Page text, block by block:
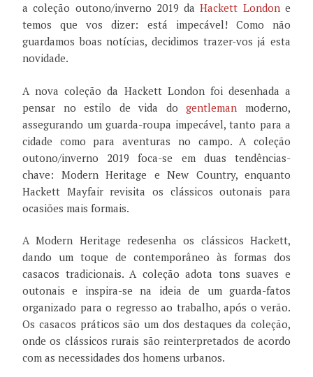
a coleção outono/inverno 2019 daHackett Londone
temos que vos dizer: está impecável! Como não
guardamos boas notícias, decidimos trazer-vos já esta
novidade.
A nova coleção da Hackett London foi desenhada a
pensar no estilo de vida dogentleman moderno,
assegurando um guarda-roupa impecável, tanto para a
cidade como para aventuras no campo. A coleção
outono/inverno 2019 foca-se em duas tendências-
chave: Modern Heritage e New Country, enquanto
Hackett Mayfair revisita os clássicos outonais para
ocasiões mais formais.
A Modern Heritage redesenha os clássicos Hackett,
dando um toque de contemporâneo às formas dos
casacos tradicionais. A coleção adota tons suaves e
outonais e inspira-se na ideia de um guarda-fatos
organizado para o regresso ao trabalho, após o verão.
Os casacos práticos são um dos destaques da coleção,
onde os clássicos rurais são reinterpretados de acordo
com as necessidades dos homens urbanos.